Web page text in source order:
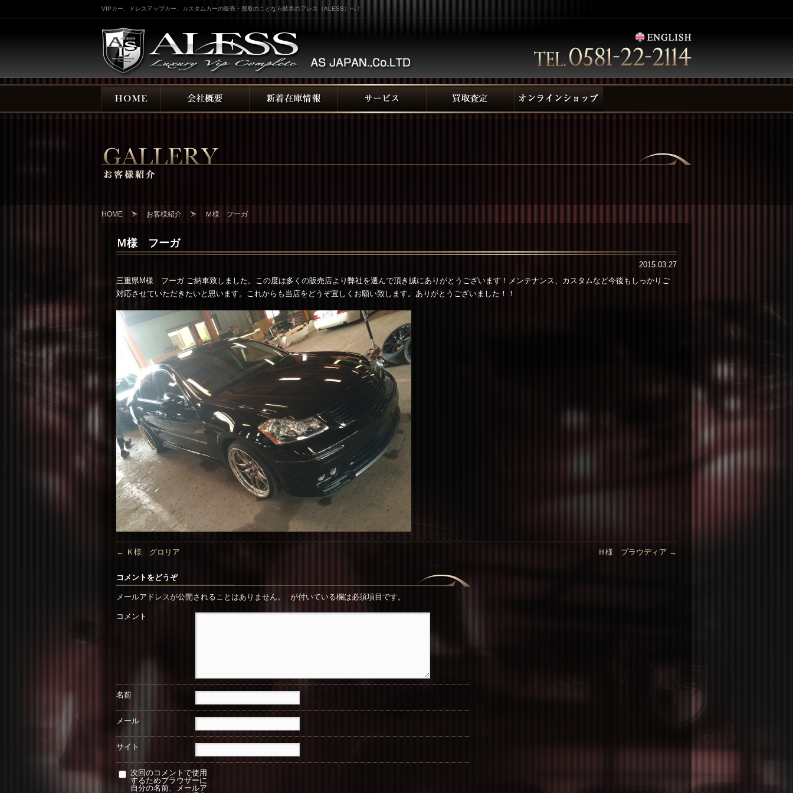
VIPカー、ドレスアップカー、カスタムカーの販売・買取のことなら岐阜のアレス（ALESS）へ！
HOME お客様紹介 Ｍ様 フーガ
Ｍ様 フーガ
2015.03.27
三重県M様 フーガ ご納車致しました。この度は多くの販売店より弊社を選んで頂き誠にありがとうございます！メンテナンス、カスタムなど今後もしっかりご
対応させていただきたいと思います。これからも当店をどうぞ宜しくお願い致します。ありがとうございました！！
← Ｋ様 グロリア Ｈ様 プラウディア →
コメントをどうぞ
メールアドレスが公開されることはありません。 *が付いている欄は必須項目です。
コメント
名前 *
メール *
サイト
次回のコメントで使用
するためブラウザーに
自分の名前、メールア